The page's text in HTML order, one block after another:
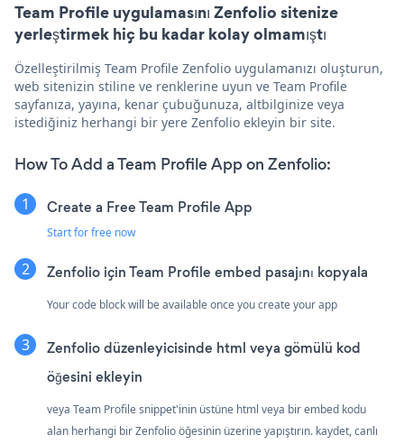
Team Profile uygulamasını Zenfolio sitenize
yerleştirmek hiç bu kadar kolay olmamıştı
Özelleştirilmiş Team Profile Zenfolio uygulamanızı oluşturun,
web sitenizin stiline ve renklerine uyun ve Team Profile
sayfanıza, yayına, kenar çubuğunuza, altbilginize veya
istediğiniz herhangi bir yere Zenfolio ekleyin bir site.
How To Add a Team Profile App on Zenfolio:
Create a Free Team Profile App
Start for free now
Zenfolio için Team Profile embed pasajını kopyala
Your code block will be available once you create your app
Zenfolio düzenleyicisinde html veya gömülü kod
öğesini ekleyin
veya Team Profile snippet'inin üstüne html veya bir embed kodu
alan herhangi bir Zenfolio öğesinin üzerine yapıştırın. kaydet, canlı